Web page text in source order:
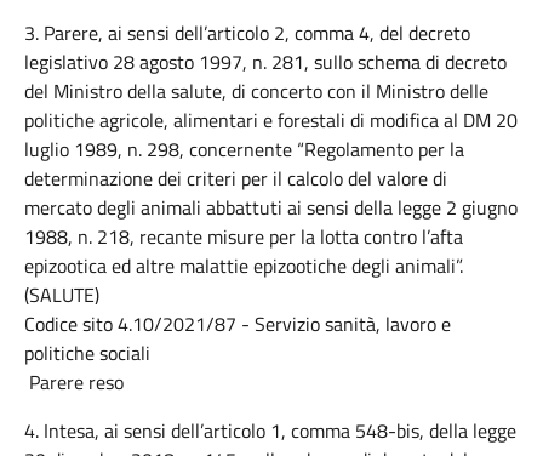
3. Parere, ai sensi dell’articolo 2, comma 4, del decreto
legislativo 28 agosto 1997, n. 281, sullo schema di decreto
del Ministro della salute, di concerto con il Ministro delle
politiche agricole, alimentari e forestali di modifica al DM 20
luglio 1989, n. 298, concernente “Regolamento per la
determinazione dei criteri per il calcolo del valore di
mercato degli animali abbattuti ai sensi della legge 2 giugno
1988, n. 218, recante misure per la lotta contro l’afta
epizootica ed altre malattie epizootiche degli animali”.
(SALUTE)
Codice sito 4.10/2021/87 - Servizio sanità, lavoro e
politiche sociali
Parere reso
4. Intesa, ai sensi dell’articolo 1, comma 548-bis, della legge